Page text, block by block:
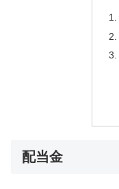
配当金